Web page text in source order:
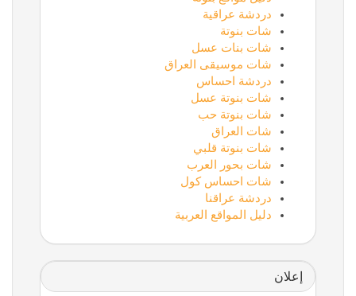
دردشة عراقية
شات بنوتة
شات بنات عسل
شات موسيقى العراق
دردشة احساس
شات بنوتة عسل
شات بنوتة حب
شات العراق
شات بنوتة قلبي
شات بحور العرب
شات احساس كول
دردشة عراقنا
دليل المواقع العربية
إعلان